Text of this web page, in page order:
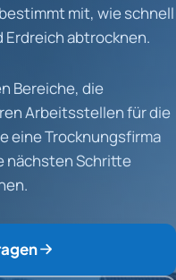
mit, wie schnell
abtrocknen.
Bereiche, die
Arbeitsstellen für die
eine Trocknungsfirma
nächsten Schritte